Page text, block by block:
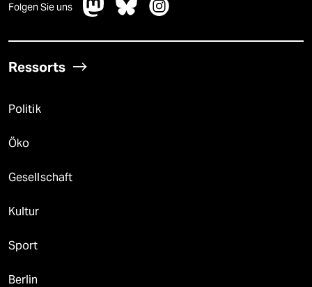
Folgen Sie uns
Ressorts
Politik
Öko
Gesellschaft
Kultur
Sport
Berlin